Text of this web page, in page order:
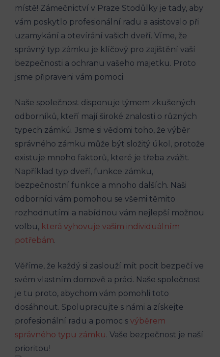
místě! Zámečnictví v Praze Stodůlky je tady, aby
vám poskytlo profesionální radu a asistovalo při
uzamykání a otevírání vašich dveří. Víme, že
správný typ zámku je klíčový pro zajištění vaší
bezpečnosti a ochranu vašeho majetku. Proto
jsme připraveni vám pomoci.
Naše společnost disponuje týmem zkušených
odborníků, kteří mají široké znalosti o různých
typech zámků. Jsme si vědomi toho, že výběr
správného zámku může být složitý úkol, protože
existuje mnoho faktorů, které je třeba zvážit.
Například typ dveří, funkce zámku,
bezpečnostní funkce a mnoho dalších. Naši
odborníci vám pomohou se všemi těmito
rozhodnutími a nabídnou vám nejlepší možnou
volbu, která vyhovuje vašim individuálním
potřebám.
Věříme, že každý si zaslouží mít pocit bezpečí ve
svém vlastním domově a práci. Naše společnost
je tu proto, abychom vám pomohli toto
dosáhnout. Spolupracujte s námi a získejte
profesionální radu a pomoc s výběrem
správného typu zámku. Vaše bezpečnost je naší
prioritou!